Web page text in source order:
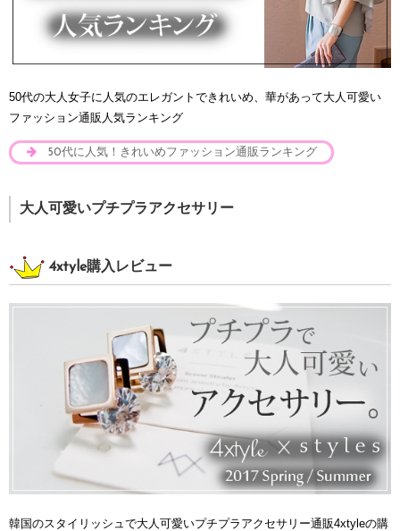
50代の大人女子に人気のエレガントできれいめ、華があって大人可愛い
ファッション通販人気ランキング
50代に人気！きれいめファッション通販ランキング
大人可愛いプチプラアクセサリー
4xtyle購入レビュー
韓国のスタイリッシュで大人可愛いプチプラアクセサリー通販4xtyleの購